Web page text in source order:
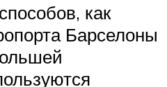
как
Барселоны